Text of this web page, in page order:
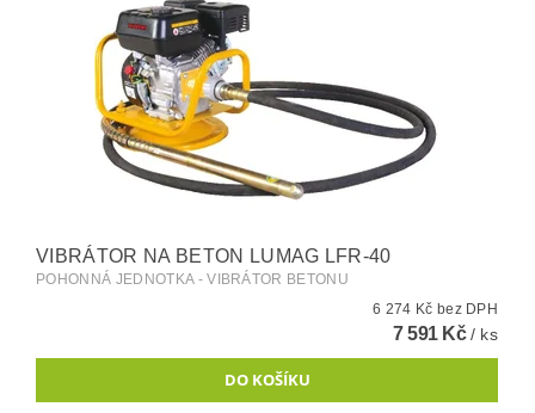
VIBRÁTOR NA BETON LUMAG LFR-40
POHONNÁ JEDNOTKA - VIBRÁTOR BETONU
6 274 Kč bez DPH
7 591 Kč/ ks